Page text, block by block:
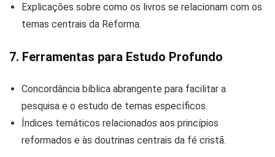
Explicações sobre como os livros se relacionam com os
temas centrais da Reforma.
7. Ferramentas para Estudo Profundo
Concordância bíblica abrangente para facilitar a
pesquisa e o estudo de temas específicos.
Índices temáticos relacionados aos princípios
reformados e às doutrinas centrais da fé cristã.